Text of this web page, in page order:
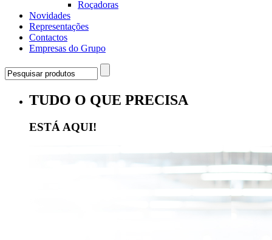
Roçadoras
Novidades
Representações
Contactos
Empresas do Grupo
TUDO O QUE PRECISA
ESTÁ AQUI!